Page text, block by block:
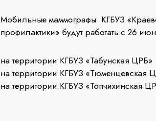
Мобильные маммографы КГБУЗ
профилактики» будут работать с 26
на территории КГБУЗ «Табунская ЦРБ»
на территории КГБУЗ «Тюменцевская
на территории КГБУЗ «Топчихинская